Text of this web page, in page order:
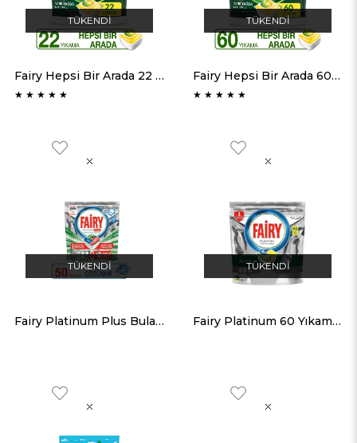
TÜKENDI
Fairy Hepsi Bir Arada 22 Yıkama Bulaşık Makinesi Deterjanı Kapsülü Limon Kokulu
★ ★ ★ ★ ★
TÜKENDI
Fairy Hepsi Bir Arada 60 Yıkama Bulaşık Makinesi Deterjanı Kapsülü Limon Kokulu
★ ★ ★ ★ ★
TÜKENDI
Fairy Platinum Plus Bulaşık Makinesi Tableti 50 'Li
TÜKENDI
Fairy Platinum 60 Yıkama Bulaşık Makinesi Deterjanı Kapsülü